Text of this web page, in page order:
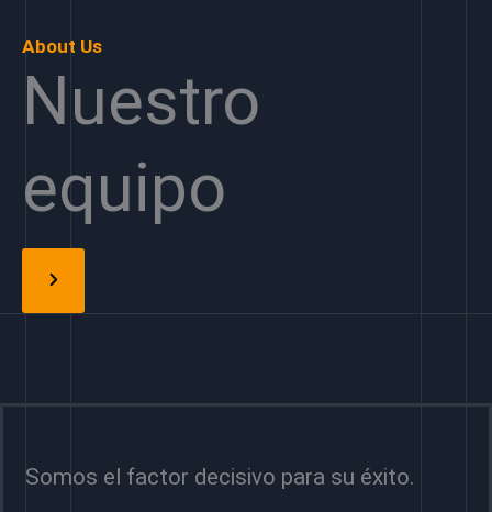
About Us
Nuestro
equipo
Somos el factor decisivo para su éxito.